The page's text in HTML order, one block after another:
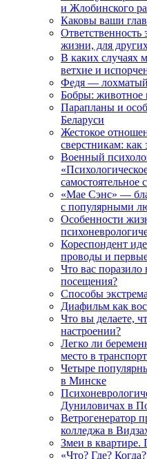
и Жлобинского
Каковы ваши
жизни, для
В каких случаях
ветхие и
Федя — лохматый
Бобры: животное
Парапланы и
Беларуси
Жестокое
сверстникам: как
Военный
самостоятельное
«Мае Сэнс» —
с популярными
Особенности
Кореспондент
проводы и
Что вас поразило
посещения?
Способы
Диафильм как
Что вы делаете,
настроении?
Легко ли
место в
Четыре
в Минске
Дуниловичах в
Ветрогенератор
колледжа в
Змеи в
«Что? Где?